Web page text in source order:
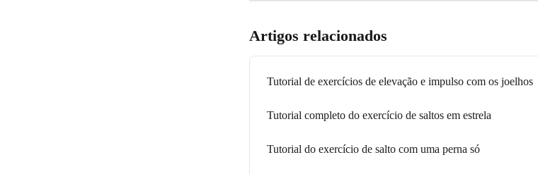
Artigos relacionados
Tutorial de exercícios de elevação e impulso com os joelhos
Tutorial completo do exercício de saltos em estrela
Tutorial do exercício de salto com uma perna só